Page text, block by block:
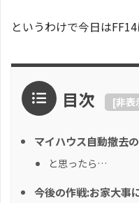
というわけで今日は
目次 [非表
マイハウス自動撤去
と思ったら…
今後の作戦:お家大事